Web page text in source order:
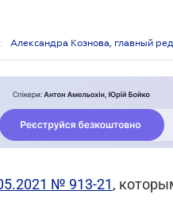
Александра Кознова, главный
№ 913-21,